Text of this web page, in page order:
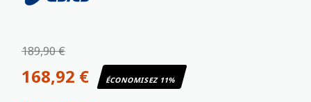
189,90 €
168,92 € ÉCONOMISEZ 11%